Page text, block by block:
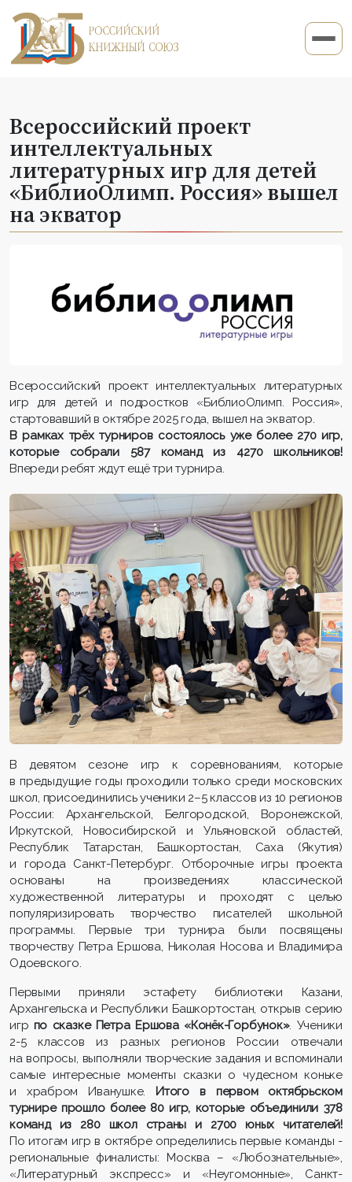
Всероссийский проект
интеллектуальных
литературных игр для детей
«БиблиоОлимп. Россия» вышел
на экватор
Всероссийский проект интеллектуальных литературных
игр для детей и подростков «БиблиоОлимп. Россия»,
стартовавший в октябре 2025 года, вышел на экватор.
Врамках трёх турниров состоялось уже более 270 игр,
которые собрали 587 командиз 4270 школьников!
Впереди ребят ждут ещё три турнира.
В девятом сезоне игр к соревнованиям, которые
в предыдущие годы проходили только среди московских
школ, присоединились ученики 2–5 классов из 10 регионов
России: Архангельской, Белгородской, Воронежской,
Иркутской, Новосибирской и Ульяновской областей,
Республик Татарстан, Башкортостан, Саха (Якутия)
и города Санкт-Петербург. Отборочные игры проекта
основаны на произведениях классической
художественной литературы и проходят с целью
популяризировать творчество писателей школьной
программы. Первые три турнира были посвящены
творчеству Петра Ершова, Николая Носова и Владимира
Одоевского.
Первыми приняли эстафету библиотеки Казани,
Архангельска и Республики Башкортостан, открыв серию
игр по сказке Петра Ершова «Конёк-Горбунок». Ученики
2-5 классов из разных регионов России отвечали
на вопросы, выполняли творческие задания и вспоминали
самые интересные моменты сказки о чудесном коньке
и храбром Иванушке. Итого в первом октябрьском
турнире прошлоболее 80 игр, которые объединили 378
команд из 280 школ страны и 2700 юных читателей!
По итогам игр в октябре определились первые команды -
региональные финалисты: Москва – «Любознательные»,
«Литературный экспресс» и «Неугомонные», Санкт-